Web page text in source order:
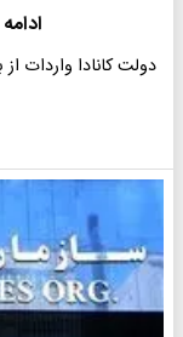
دولت کانادا واردات